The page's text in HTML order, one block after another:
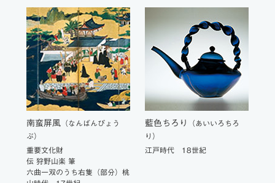
南蛮屏風 （なんばんびょう
ぶ）
重要文化財
伝 狩野山楽 筆
六曲一双のうち右隻（部分）桃
藍色ちろり
（あいいろちろ
り）
江戸時代 18世紀